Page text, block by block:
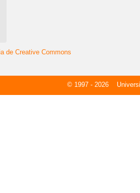
de Creative Commons
© 1997 - 2026